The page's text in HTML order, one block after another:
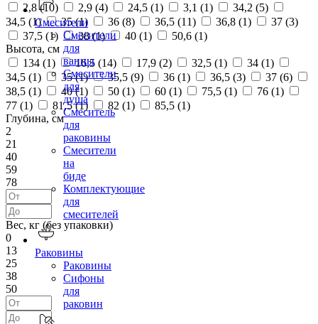
Смесители
Смесители
для
ванны
Смесители
для
душа
Смеситель
для
раковины
Смесители
на
биде
Комплектующие
для
смесителей
Раковины
Раковины
Сифоны
для
раковин
2,8 (10) 2,9 (4) 24,5 (1) 3,1 (1) 34,2 (5)
34,5 (1) 35 (1) 36 (8) 36,5 (11) 36,8 (1) 37 (3)
37,5 (1) 38 (1) 40 (1) 50,6 (1)
Высота, см
134 (1) 16,5 (14) 17,9 (2) 32,5 (1) 34 (1)
34,5 (1) 35 (1) 35,5 (9) 36 (1) 36,5 (3) 37 (6)
38,5 (1) 40 (1) 50 (1) 60 (1) 75,5 (1) 76 (1)
77 (1) 81,5 (1) 82 (1) 85,5 (1)
Глубина, см
2
21
40
59
78
Вес, кг (без упаковки)
0
13
25
38
50